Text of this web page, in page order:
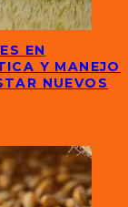
EN
Y MANEJO
NUEVOS